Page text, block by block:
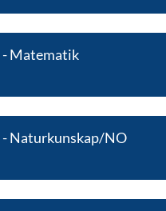
Matematik
Naturkunskap/NO